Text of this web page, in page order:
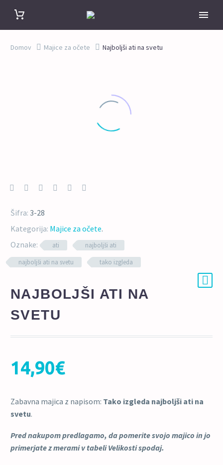
Domov Majice za očete Najboljši ati na svetu
Šifra: 3-28
Kategorija: Majice za očete.
Oznake:
ati
najboljši ati
najboljši ati na svetu
tako izgleda
NAJBOLJŠI ATI NA
SVETU
14,90€
Zabavna majica z napisom: Tako izgleda najboljši ati na
svetu.
Pred nakupom predlagamo, da pomerite svojo majico in jo
primerjate z merami v tabeli Velikosti spodaj.